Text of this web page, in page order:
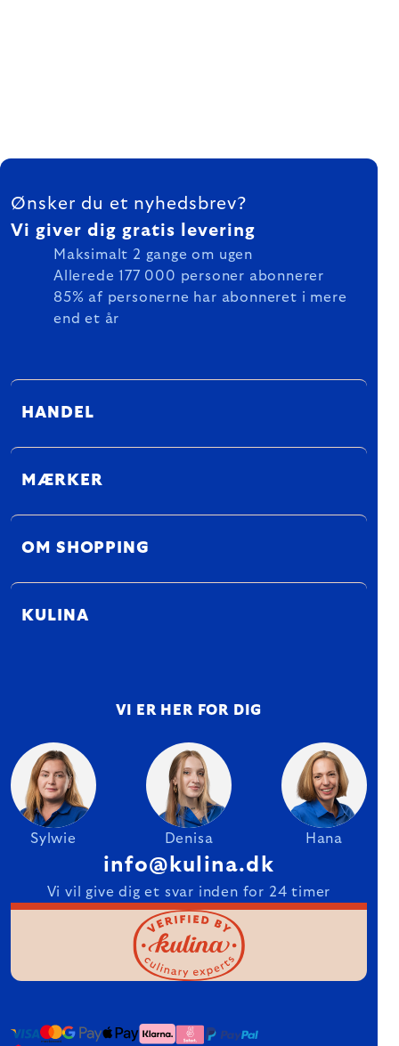
FOOTER
Ønsker du et nyhedsbrev?
Vi giver dig gratis levering
Maksimalt 2 gange om ugen
Allerede 177 000 personer abonnerer
85% af personerne har abonneret i mere
end et år
HANDEL
MÆRKER
OM SHOPPING
KULINA
VI ER HER FOR DIG
Sylwie Denisa Hana
info@kulina.dk
Vi vil give dig et svar inden for 24 timer